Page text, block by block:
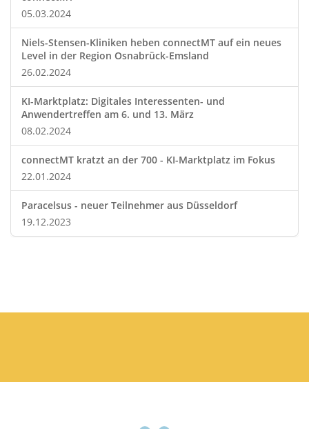
05.03.2024
Niels-Stensen-Kliniken heben connectMT auf ein neues
Level in der Region Osnabrück-Emsland
26.02.2024
KI-Marktplatz: Digitales Interessenten- und
Anwendertreffen am 6. und 13. März
08.02.2024
connectMT kratzt an der 700 - KI-Marktplatz im Fokus
22.01.2024
Paracelsus - neuer Teilnehmer aus Düsseldorf
19.12.2023